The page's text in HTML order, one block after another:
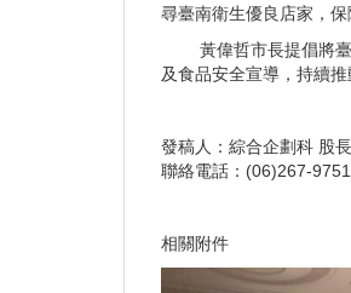
尋臺南衛生優良店家，
黃偉哲市長提倡將臺
及食品安全宣導，持續
發稿人：綜合企劃科 股
聯絡電話：(06)267-
相關附件